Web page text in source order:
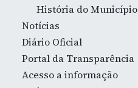
História do Município
Notícias
Diário Oficial
Portal da Transparência
Acesso a informação